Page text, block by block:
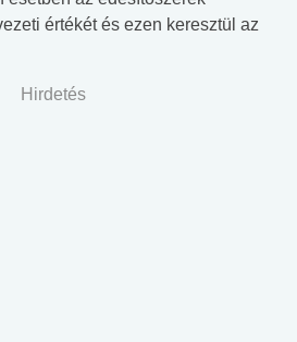
értékét és ezen keresztül az
Hirdetés